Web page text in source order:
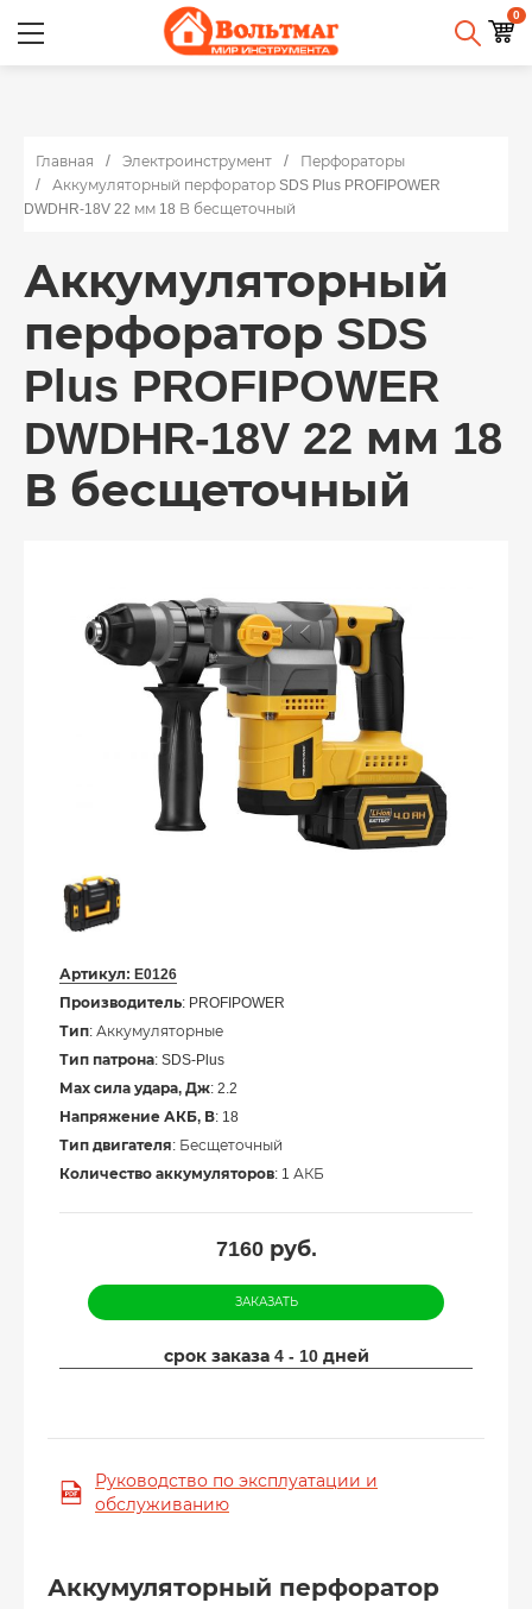
0
Главная Электроинструмент
Перфораторы
Аккумуляторный перфоратор SDS Plus PROFIPOWER
DWDHR-18V 22 мм 18 В бесщеточный
Аккумуляторный
перфоратор SDS
Plus PROFIPOWER
DWDHR-18V 22 мм 18
В бесщеточный
Артикул: E0126
Производитель: PROFIPOWER
Тип: Аккумуляторные
Тип патрона: SDS-Plus
Мах сила удара, Дж: 2.2
Напряжение АКБ, В: 18
Тип двигателя: Бесщеточный
Количество аккумуляторов: 1 АКБ
7160руб.
ЗАКАЗАТЬ
срок заказа 4 - 10 дней
Руководство по эксплуатации и
обслуживанию
Аккумуляторный перфоратор